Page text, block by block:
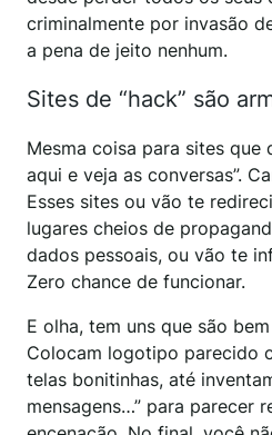
criminalmente por invasão
a pena de jeito nenhum.
Sites de “hack” são
Mesma coisa para sites que
aqui e veja as conversas”.
Esses sites ou vão te
lugares cheios de
dados pessoais, ou vão te
Zero chance de funcionar.
E olha, tem uns que são
Colocam logotipo parecido
telas bonitinhas, até
mensagens…” para parecer